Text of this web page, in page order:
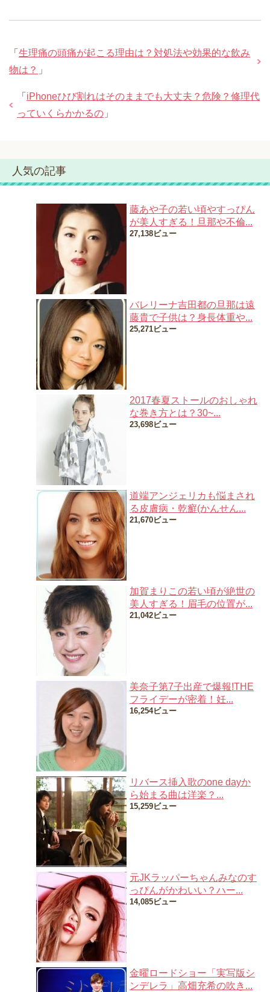
「 生理痛の頭痛が起こる理由は？対処法や効果的な飲み
物は？ 」
「 iPhoneひび割れはそのままでも大丈夫？危険？修理代
っていくらかかるの 」
人気の記事
藤あや子の若い頃やすっぴん
が美人すぎる！旦那や不倫...
27,138ビュー
バレリーナ吉田都の旦那は遠
藤貴で子供は？身長体重や...
25,271ビュー
2017春夏ストールのおしゃれ
な巻き方とは？30~...
23,698ビュー
道端アンジェリカも悩まされ
る皮膚病・乾癬(かんせん...
21,670ビュー
加賀まりこの若い頃が絶世の
美人すぎる！眉毛の位置が...
21,042ビュー
美奈子第7子出産で爆報!THE
フライデーが密着！妊...
16,254ビュー
リバース挿入歌のone dayか
ら始まる曲は洋楽？...
15,259ビュー
元JKラッパーちゃんみなのす
っぴんがかわいい？ハー...
14,085ビュー
金曜ロードショー「実写版シ
ンデレラ」高畑充希の吹き...